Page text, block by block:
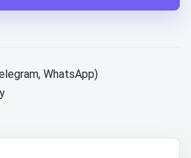
WhatsApp)